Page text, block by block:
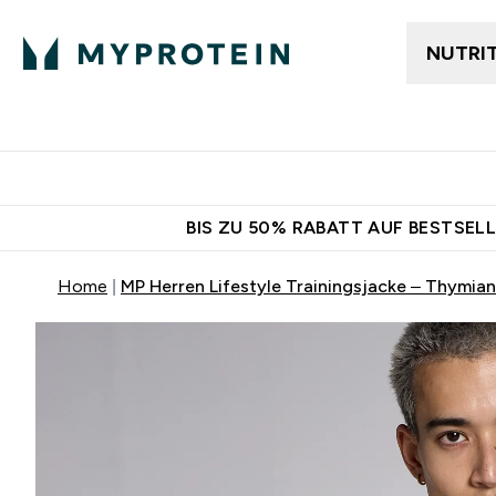
BIS ZU 50% RABATT AUF
Home MP Herren Lifestyle Trainingsjacke – Thymian